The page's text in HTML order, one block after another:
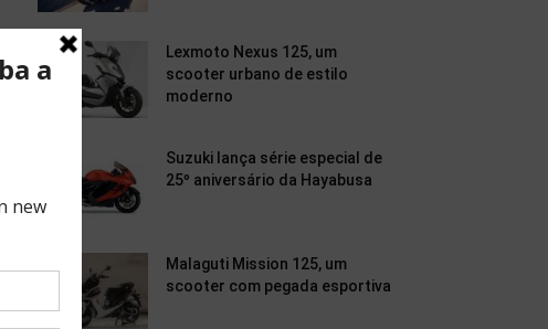
Lexmoto Nexus 125, um
scooter urbano de estilo
moderno
Suzuki lança série especial de
25º aniversário da Hayabusa
Malaguti Mission 125, um
scooter com pegada esportiva